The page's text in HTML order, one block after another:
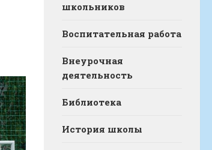
школьников
Воспитательная работа
Внеурочная
деятельность
Библиотека
История школы